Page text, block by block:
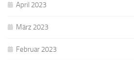
April 2023
März 2023
Februar 2023